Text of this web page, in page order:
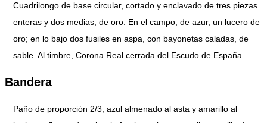
Cuadrilongo de base circular, cortado y enclavado de tres piezas
enteras y dos medias, de oro. En el campo, de azur, un lucero de
oro; en lo bajo dos fusiles en aspa, con bayonetas caladas, de
sable. Al timbre, Corona Real cerrada del Escudo de España.
Bandera
Paño de proporción 2/3, azul almenado al asta y amarillo al